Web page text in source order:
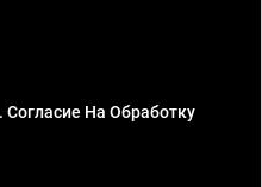
На Обработку